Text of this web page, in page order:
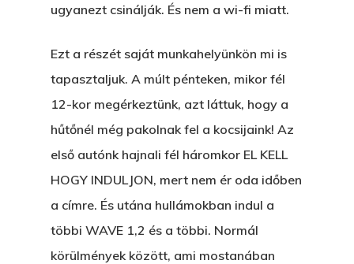
ugyanezt csinálják. És nem a wi-fi miatt.
Ezt a részét saját munkahelyünkön mi is
tapasztaljuk. A múlt pénteken, mikor fél
12-kor megérkeztünk, azt láttuk, hogy a
hűtőnél még pakolnak fel a kocsijaink! Az
első autónk hajnali fél háromkor EL KELL
HOGY INDULJON, mert nem ér oda időben
a címre. És utána hullámokban indul a
többi WAVE 1,2 és a többi. Normál
körülmények között, ami mostanában